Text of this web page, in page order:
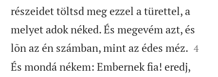
részeidet töltsd meg ezzel a türettel, a
melyet adok néked. És megevém azt, és
lõn az én számban, mint az édes méz. 

4
És mondá nékem: Embernek fia! eredj,